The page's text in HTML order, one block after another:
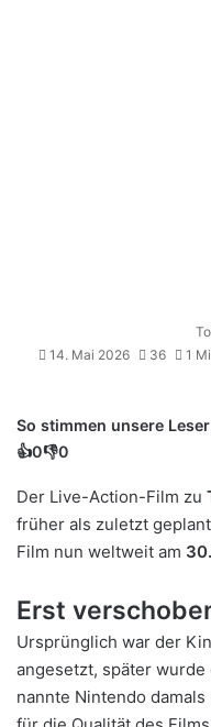
14. Mai 2026
36 1
So stimmen unsere
👍0👎0
Der Live-Action-Film zu
früher als zuletzt
Film nun weltweit am
Erst
Ursprünglich war der
angesetzt, später wurde
nannte Nintendo